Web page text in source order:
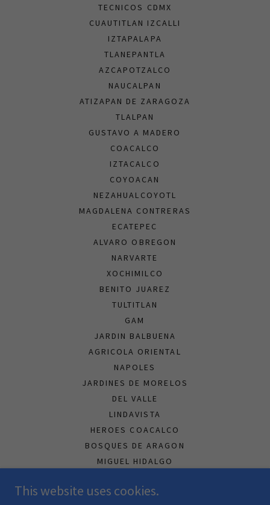
TECNICOS CDMX
CUAUTITLAN IZCALLI
IZTAPALAPA
TLANEPANTLA
AZCAPOTZALCO
NAUCALPAN
ATIZAPAN DE ZARAGOZA
TLALPAN
GUSTAVO A MADERO
COACALCO
IZTACALCO
COYOACAN
NEZAHUALCOYOTL
MAGDALENA CONTRERAS
ECATEPEC
ALVARO OBREGON
NARVARTE
XOCHIMILCO
BENITO JUAREZ
TULTITLAN
GAM
JARDIN BALBUENA
AGRICOLA ORIENTAL
NAPOLES
JARDINES DE MORELOS
DEL VALLE
LINDAVISTA
HEROES COACALCO
BOSQUES DE ARAGON
MIGUEL HIDALGO
ZONA NORTE CDMX
This website uses cookies.